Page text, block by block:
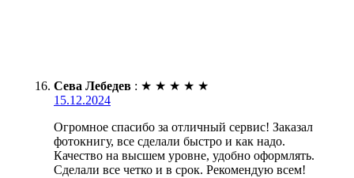
Сева Лебедев : ★ ★ ★ ★ ★
15.12.2024
Огромное спасибо за отличный сервис! Заказал
фотокнигу, все сделали быстро и как надо.
Качество на высшем уровне, удобно оформлять.
Сделали все четко и в срок. Рекомендую всем!